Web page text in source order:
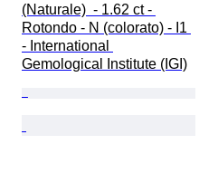
(Naturale)  - 1.62 ct -
Rotondo - N (colorato) - I1
- International
Gemological Institute (IGI)